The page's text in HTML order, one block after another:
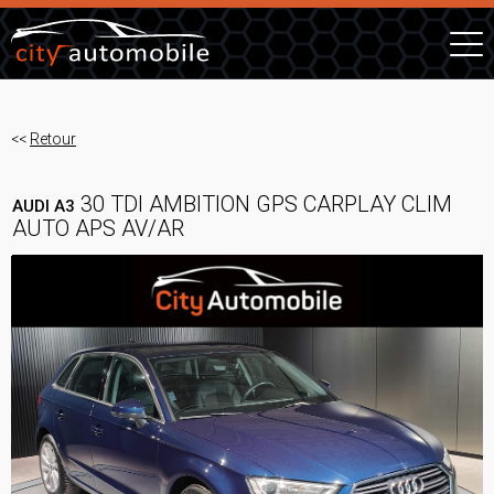
<< Retour
AUDI A3 30 TDI AMBITION GPS CARPLAY CLIM
AUTO APS AV/AR